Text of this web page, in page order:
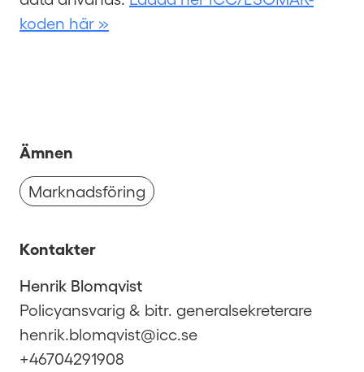
koden här »
Ämnen
Marknadsföring
Kontakter
Henrik Blomqvist
Policyansvarig & bitr. generalsekreterare
henrik.blomqvist@icc.se
+46704291908